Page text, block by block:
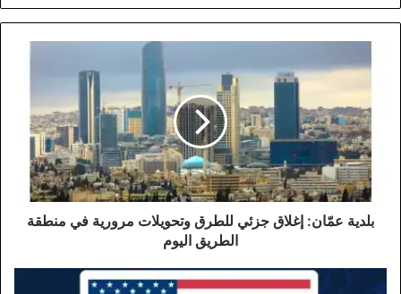
عمّان:
جزئي
للطرق
وتحويلات
مرورية
منطقة
الطريق
بلدية عمّان: إغلاق جزئي للطرق وتحويلات مرورية في منطقة
الطريق اليوم